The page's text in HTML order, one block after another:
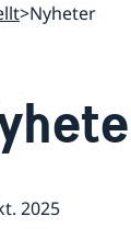
Nyheter
2025